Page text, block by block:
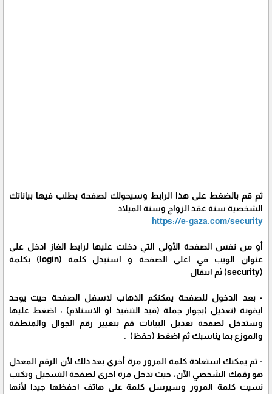
ثم قم بالضغط على هذا الرابط وسيحولك لصفحة يطلب فيها بياناتك
الشخصية سنة عقد الزواج وسنة الميلاد
https://e-gaza.com/security
أو من نفس الصفحة الأولى التي دخلت عليها لرابط الغاز ادخل على
عنوان الويب في اعلى الصفحة و استبدل كلمة (login) بكلمة
(security) ثم انتقال
- بعد الدخول للصفحة يمكنكم الذهاب لاسفل الصفحة حيث يوحد
ايقونة (تعديل )بجوار جملة (قيد التنفيذ او الاستلام) ، اضغط عليها
وستدخل لصفحة تعديل البيانات قم بتغيير رقم الجوال والمنطقة
والموزع بما يناسبك ثم اضغط (حفظ) .
- ثم يمكنك استعادة كلمة المرور مرة أخرى بعد ذلك لأن الرقم المعدل
هو رقمك الشخصي الآن، حيث تدخل مرة اخرى لصفحة التسجيل وتكتب
نسيت كلمة المرور وسيرسل كلمة على هاتف احفظها جيدا لأنها